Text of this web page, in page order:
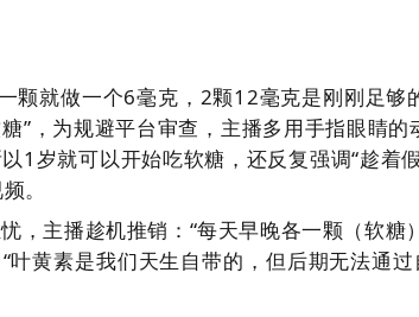
颗就做一个6毫克，2颗12毫克是刚刚足够
”，为规避平台审查，主播多用手指眼睛
1岁就可以开始吃软糖，还反复强调“趁着
。
，主播趁机推销：“每天早晚各一颗（软
黄素是我们天生自带的，但后期无法通